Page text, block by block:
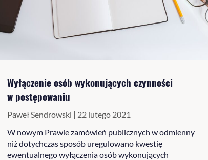
Wyłączenie osób wykonujących czynności
w postępowaniu
Paweł Sendrowski | 22 lutego 2021
W nowym Prawie zamówień publicznych w odmienny
niż dotychczas sposób uregulowano kwestię
ewentualnego wyłączenia osób wykonujących